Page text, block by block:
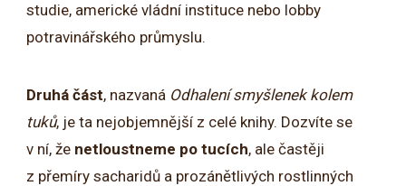
studie, americké vládní instituce nebo lobby
potravinářského průmyslu.
Druhá část, nazvaná Odhalení smyšlenek kolem
tuků, je ta nejobjemnější z celé knihy. Dozvíte se
v ní, že netloustneme po tucích, ale častěji
z přemíry sacharidů a prozánětlivých rostlinných